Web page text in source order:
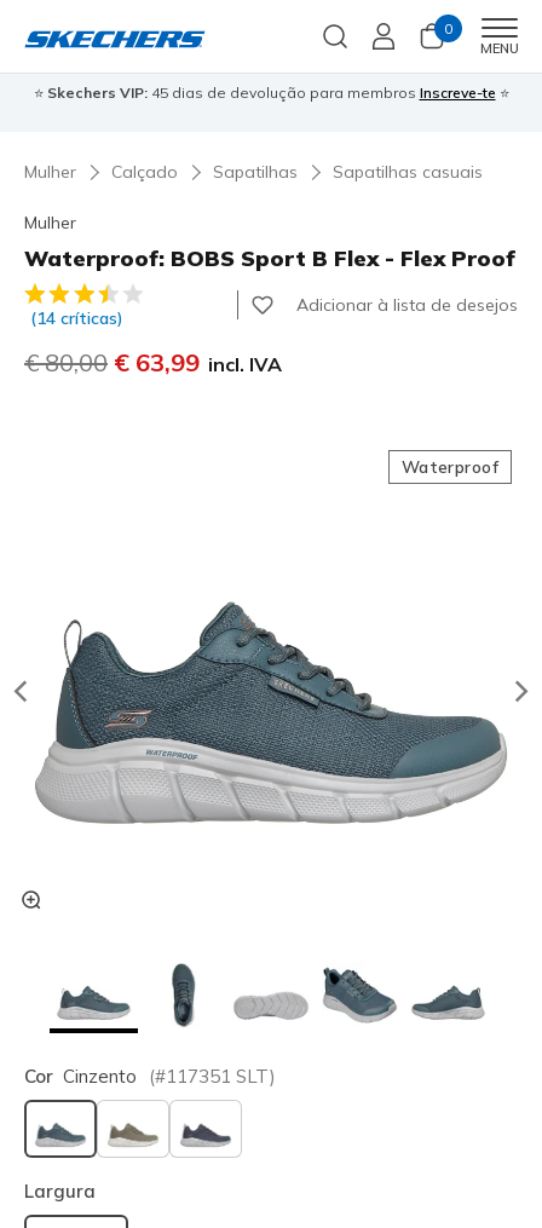
0
MENU
⭐ Skechers VIP:45 dias de devolução para membros Inscreve-te ⭐
Mulher Calçado Sapatilhas Sapatilhas casuais
Mulher
Waterproof: BOBS Sport B Flex - Flex Proof
3$3 de 5 – Classificação do cliente
(14 críticas)
Adicionar à lista de desejos
Preço com desconto de
€ 80,00 para
€ 63,99 incl. IVA
Waterproof
Cor Cinzento (#117351 SLT)
selecionado
Largura